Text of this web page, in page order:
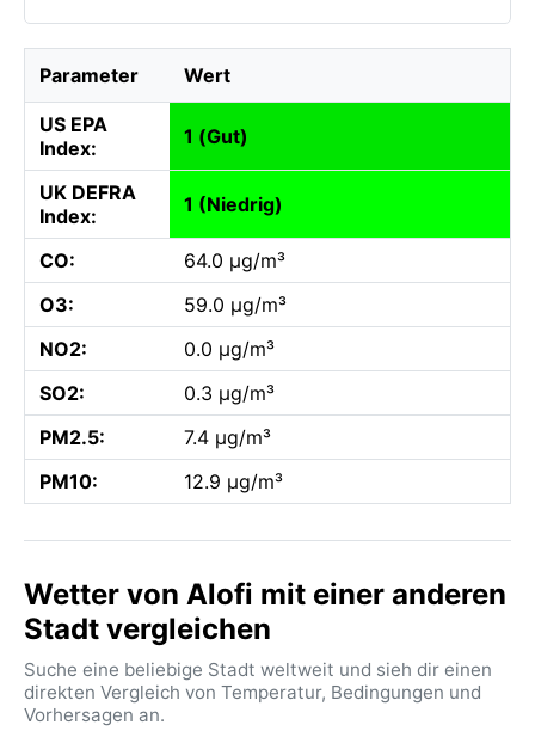
Parameter Wert
US EPA
Index:
1 (Gut)
UK DEFRA
Index:
1 (Niedrig)
CO:
64.0 µg/m³
O3:
59.0 µg/m³
NO2:
0.0 µg/m³
SO2:
0.3 µg/m³
PM2.5:
7.4 µg/m³
PM10:
12.9 µg/m³
Wetter von Alofi mit einer anderen
Stadt vergleichen
Suche eine beliebige Stadt weltweit und sieh dir einen
direkten Vergleich von Temperatur, Bedingungen und
Vorhersagen an.